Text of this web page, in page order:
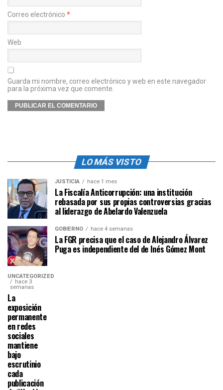
Correo electrónico *
Web
Guarda mi nombre, correo electrónico y web en este navegador
para la próxima vez que comente.
LO MÁS VISTO
JUSTICIA hace 1 mes
La Fiscalía Anticorrupción: una institución
rebasada por sus propias controversias gracias
al liderazgo de Abelardo Valenzuela
GOBIERNO hace 4 semanas
La FGR precisa que el caso de Alejandro Álvarez
Puga es independiente del de Inés Gómez Mont
UNCATEGORIZED
hace 3
semanas
La
exposición
permanente
en redes
sociales
mantiene
bajo
escrutinio
cada
publicación